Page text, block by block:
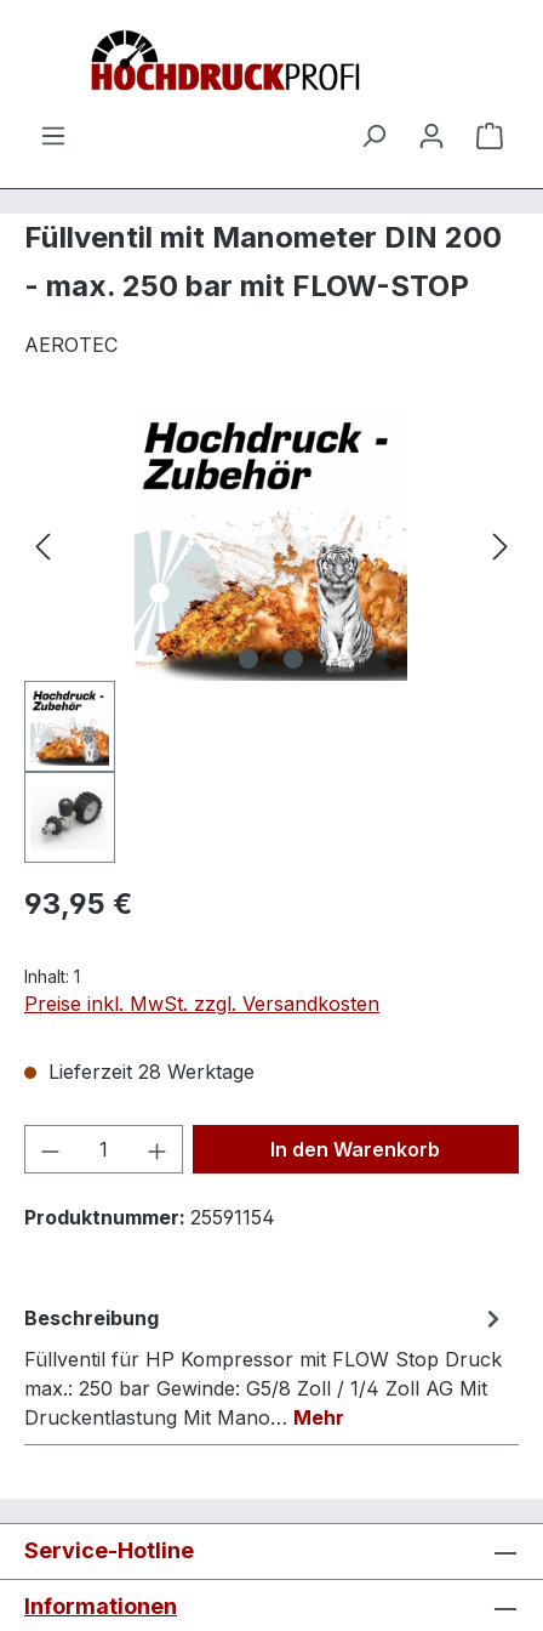
Zum Hauptinhalt springen
Füllventil mit Manometer DIN 200
- max. 250 bar mit FLOW-STOP
AEROTEC
Bildergalerie überspringen
93,95 €
Inhalt: 1
Preise inkl. MwSt. zzgl. Versandkosten
Lieferzeit 28 Werktage
Produkt Anzahl: Gib denIn den Warenkorb
Produktnummer: 25591154
Beschreibung
Füllventil für HP Kompressor mit FLOW Stop Druck
max.: 250 bar Gewinde: G5/8 Zoll / 1/4 Zoll AG Mit
Druckentlastung Mit Mano… Mehr
Service-Hotline
Informationen